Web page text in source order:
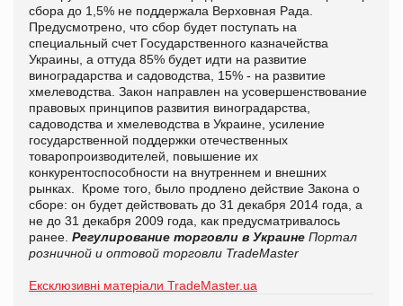
сбора до 1,5% не поддержала Верховная Рада.
Предусмотрено, что сбор будет поступать на
специальный счет Государственного казначейства
Украины, а оттуда 85% будет идти на развитие
виноградарства и садоводства, 15% - на развитие
хмелеводства. Закон направлен на усовершенствование
правовых принципов развития виноградарства,
садоводства и хмелеводства в Украине, усиление
государственной поддержки отечественных
товаропроизводителей, повышение их
конкурентоспособности на внутреннем и внешних
рынках. Кроме того, было продлено действие Закона о
сборе: он будет действовать до 31 декабря 2014 года, а
не до 31 декабря 2009 года, как предусматривалось
ранее. Регулирование торговли в Украине Портал
розничной и оптовой торговли TradeMaster
Ексклюзивні матеріали TradeMaster.ua